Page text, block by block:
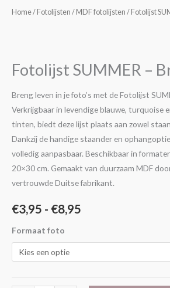
Home/ Fotolijsten / MDF fotolijsten / Fotolijst
Fotolijst SUMMER –
Breng leven in je foto’s met de Fotolijst
Verkrijgbaar in levendige blauwe, turquoise
tinten, biedt deze lijst plaats aan zowel
Dankzij de handige staander en
volledig aanpasbaar. Beschikbaar in
20×30 cm. Gemaakt van duurzaam MDF
vertrouwde Duitse fabrikant.
€3,95 - €8,95
Prijsklasse:
tot
Formaat foto
Fotolijst
aantal